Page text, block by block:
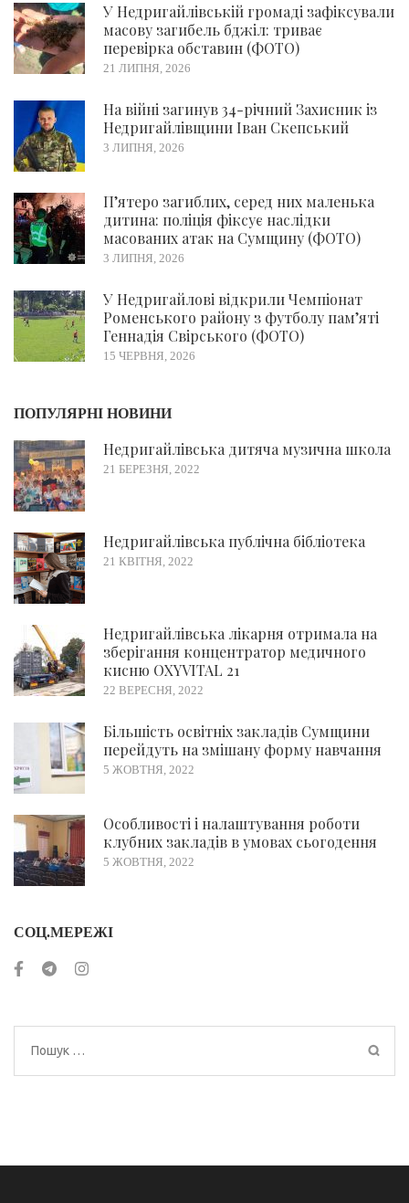
У Недригайлівській громаді зафіксували
масову загибель бджіл: триває
перевірка обставин (ФОТО)
21 ЛИПНЯ, 2026
На війні загинув 34-річний Захисник із
Недригайлівщини Іван Скепський
3 ЛИПНЯ, 2026
П’ятеро загиблих, серед них маленька
дитина: поліція фіксує наслідки
масованих атак на Сумщину (ФОТО)
3 ЛИПНЯ, 2026
У Недригайлові відкрили Чемпіонат
Роменського району з футболу пам’яті
Геннадія Свірського (ФОТО)
15 ЧЕРВНЯ, 2026
ПОПУЛЯРНІ НОВИНИ
Недригайлівська дитяча музична школа
21 БЕРЕЗНЯ, 2022
Недригайлівська публічна бібліотека
21 КВІТНЯ, 2022
Недригайлівська лікарня отримала на
зберігання концентратор медичного
кисню OXYVITAL 21
22 ВЕРЕСНЯ, 2022
Більшість освітніх закладів Сумщини
перейдуть на змішану форму навчання
5 ЖОВТНЯ, 2022
Особливості і налаштування роботи
клубних закладів в умовах сьогодення
5 ЖОВТНЯ, 2022
СОЦ.МЕРЕЖІ
Пошук: